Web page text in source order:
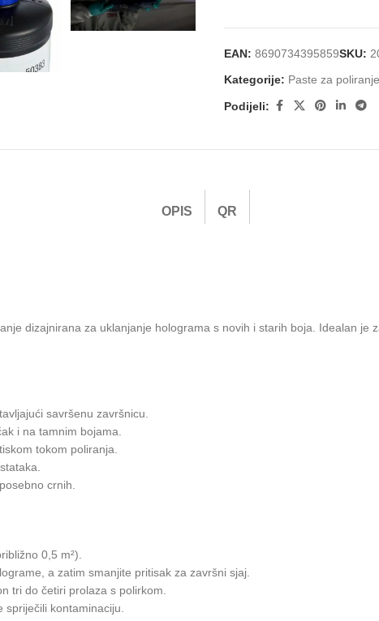
EAN: 8690734395859SKU:
Kategorije: Paste za poliranje
Podijeli:
OPIS QR
dizajnirana za uklanjanje holograma s novih i starih boja. Idealan
savršenu završnicu.
i na tamnim bojama.
tokom poliranja.
crnih.
0,5 m²).
a zatim smanjite pritisak za završni sjaj.
tri do četiri prolaza s polirkom.
kontaminaciju.